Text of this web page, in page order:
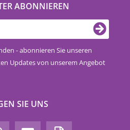
ABONNIEREN
- abonnieren Sie unseren
Updates von unserem Angebot
SIE UNS